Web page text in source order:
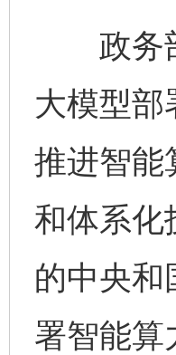
政务部
大模型部
推进智能
和体系化
的中央和
署智能算